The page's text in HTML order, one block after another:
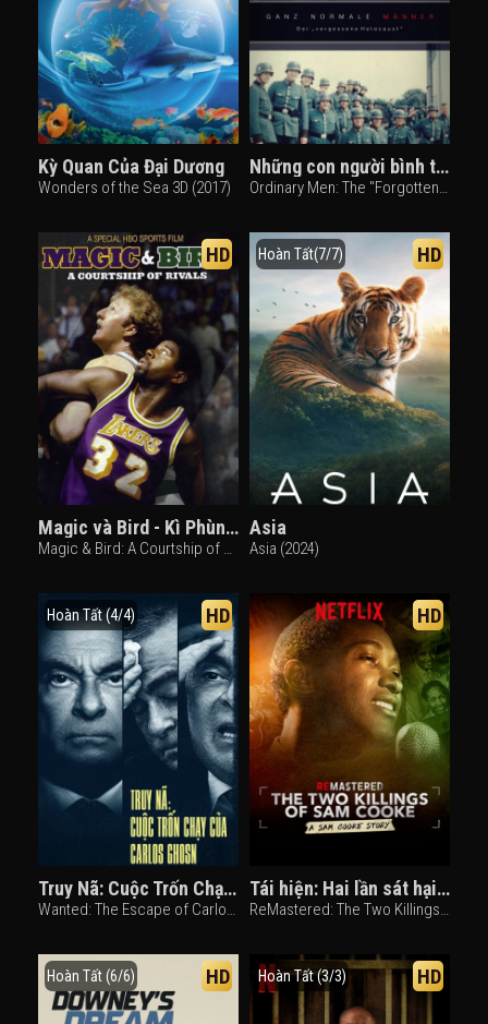
Kỳ Quan Của Đại Dương
Wonders of the Sea 3D (2017)
Những con người bình thường
Ordinary Men: The "Forgotten Holocaust" (2023)
HD
Magic và Bird - Kì Phùng Địch Thủ
Magic & Bird: A Courtship of Rivals (2010)
Hoàn Tất(7/7) HD
Asia
Asia (2024)
Hoàn Tất (4/4) HD
Truy Nã: Cuộc Trốn Chạy Của Carlos Ghosn
Wanted: The Escape of Carlos Ghosn (2023)
HD
Tái hiện: Hai lần sát hại Sam Cooke
ReMastered: The Two Killings of Sam Cooke (2019)
Hoàn Tất (6/6) HD Hoàn Tất (3/3) HD